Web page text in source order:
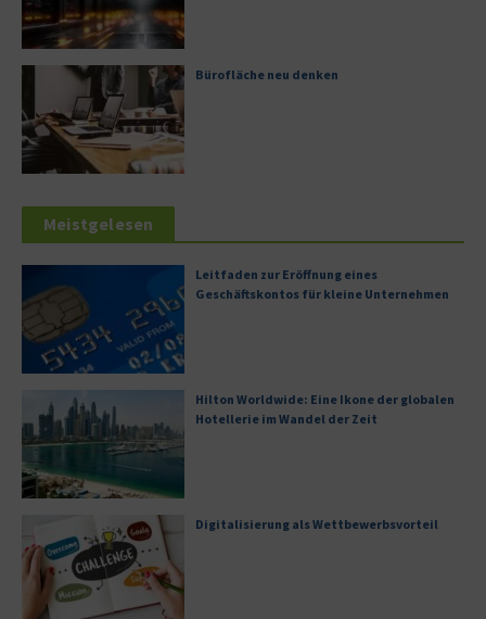
Bürofläche neu denken
Meistgelesen
Leitfaden zur Eröffnung eines
Geschäftskontos für kleine Unternehmen
Hilton Worldwide: Eine Ikone der globalen
Hotellerie im Wandel der Zeit
Digitalisierung als Wettbewerbsvorteil